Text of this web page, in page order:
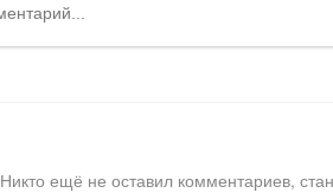
Никто ещё не оставил комментариев,